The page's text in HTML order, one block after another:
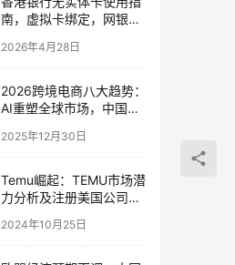
南，虚拟卡绑定，网银功
2026年4月28日
2026跨境电商八大趋势：
AI重塑全球市场，中国投
2025年12月30日
Temu崛起：TEMU市场潜
力分析及注册美国公司的
2024年10月25日